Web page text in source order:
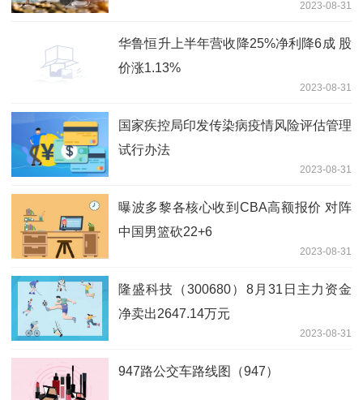
2023-08-31
华鲁恒升上半年营收降25%净利降6成 股
价涨1.13%
2023-08-31
国家疾控局印发传染病疫情风险评估管理
试行办法
2023-08-31
曝波多黎各核心收到CBA高额报价 对阵
中国男篮砍22+6
2023-08-31
隆盛科技（300680）8月31日主力资金
净卖出2647.14万元
2023-08-31
947路公交车路线图（947）